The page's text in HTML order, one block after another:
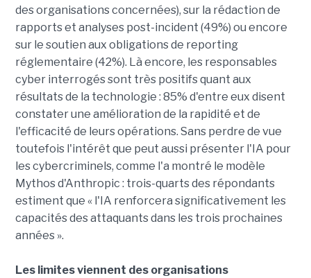
des organisations concernées), sur la rédaction de
rapports et analyses post-incident (49%) ou encore
sur le soutien aux obligations de reporting
réglementaire (42%). Là encore, les responsables
cyber interrogés sont très positifs quant aux
résultats de la technologie : 85% d'entre eux disent
constater une amélioration de la rapidité et de
l'efficacité de leurs opérations. Sans perdre de vue
toutefois l'intérêt que peut aussi présenter l'IA pour
les cybercriminels, comme l'a montré le modèle
Mythos d'Anthropic : trois-quarts des répondants
estiment que « l'IA renforcera significativement les
capacités des attaquants dans les trois prochaines
années ».
Les limites viennent des organisations